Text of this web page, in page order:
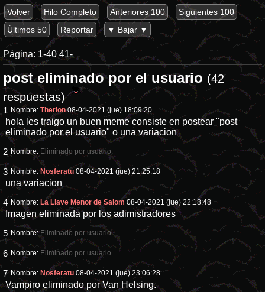
Volver Hilo Completo Anteriores 100
Siguientes 100
Últimos 50
Reportar ▼ Bajar ▼
Página: 1-40 41-
post eliminado por el usuario (42
respuestas)
1 Nombre:Therion 08-04-2021 (jue) 18:09:20
hola les traigo un buen meme consiste en postear "post
eliminado por el usuario" o una variacion
2 Nombre: Eliminado por usuario
3 Nombre: Nosferatu 08-04-2021 (jue) 21:25:18
una variacion
4 Nombre: La Llave Menor de Salom 08-04-2021 (jue) 22:18:48
Imagen eliminada por los adimistradores
5 Nombre: Eliminado por usuario
6 Nombre: Eliminado por usuario
7 Nombre: Nosferatu 08-04-2021 (jue) 23:06:28
Vampiro eliminado por Van Helsing.